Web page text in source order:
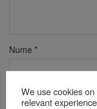
Nume *
Email*
We use cookies
relevant